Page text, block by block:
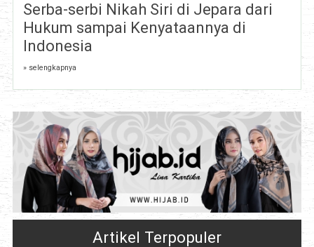
Serba-serbi Nikah Siri di Jepara dari
Hukum sampai Kenyataannya di
Indonesia
» selengkapnya
Artikel Terpopuler